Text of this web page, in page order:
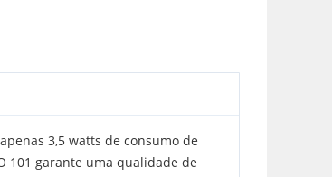
3,5 watts de consumo de
101 garante uma qualidade de